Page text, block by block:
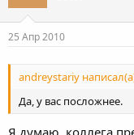
25 Апр 2010
andreystariy
Да, у вас посложнее.
Я думаю, коллега